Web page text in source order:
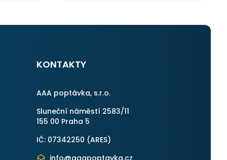
potřebuji.
začněte tady :-)
KONTAKTY
AAA poptávka, s.r.o.
Sluneční náměstí 2583/11
155 00 Praha 5
IČ: 07342250 (ARES)
info@aaapoptavka.cz